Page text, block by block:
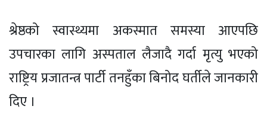
श्रेष्ठको स्वास्थ्यमा अकस्मात समस्या आएपछि
उपचारका लागि अस्पताल लैजादै गर्दा मृत्यु भएको
राष्ट्रिय प्रजातन्त्र पार्टी तनहुँका बिनोद घर्तीले जानकारी
दिए ।